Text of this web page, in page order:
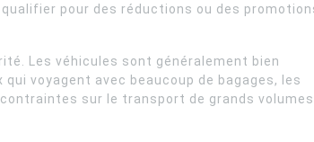
pour des réductions ou des
Les véhicules sont généralement bien
voyagent avec beaucoup de bagages, les
sur le transport de grands volumes